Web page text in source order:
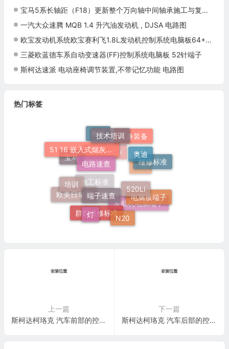
宝马5系长轴距（F18）更新整个万向轴中间轴承施工与复检标准
一汽大众速腾 MQB 1.4 升汽油发动机 , DJSA 电路图
欧宝发动机系统欧宝赛利飞1.8L发动机控制系统电脑板64+64针端子
三菱欧蓝德车系自动变速器(FF)控制系统电脑板 52针端子
斯柯达速派 电动座椅调节装置,不带记忆功能 电路图
热门标签
施工标准
宝马520Li
F18
发动机电脑端子
群辉维修标准
欧美日车系
宝马
奔驰 车身装备
维修标准
电脑板端子
N20
灯
培训
51 16 嵌入式烟灰缸托架
技术培训
奥迪
520Li
端子速查
电路速查
上一篇
斯柯达柯珞克 汽车前部的控制单元 电路图
下一篇
斯柯达柯珞克 汽车后部的控制单元 电路图